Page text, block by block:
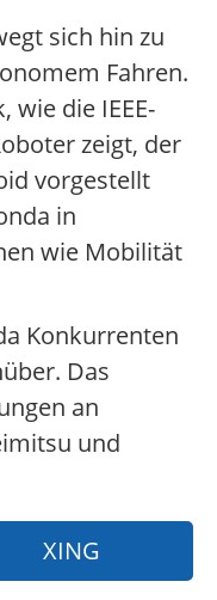
sich hin zu
Fahren.
wie die IEEE-
zeigt, der
vorgestellt
in
wie Mobilität
Konkurrenten
Das
an
und
XING